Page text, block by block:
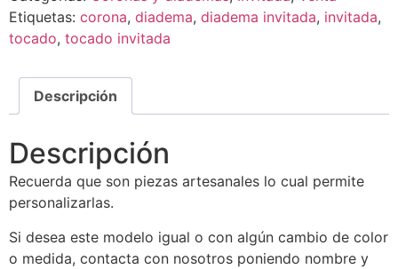
Etiquetas: corona, diadema, diadema invitada, invitada,
tocado, tocado invitada
Descripción
Descripción
Recuerda que son piezas artesanales lo cual permite
personalizarlas.
Si desea este modelo igual o con algún cambio de color
o medida, contacta con nosotros poniendo nombre y